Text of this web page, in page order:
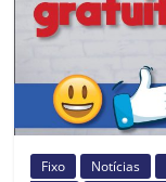
Guaratinguetá
Fixo Notícias